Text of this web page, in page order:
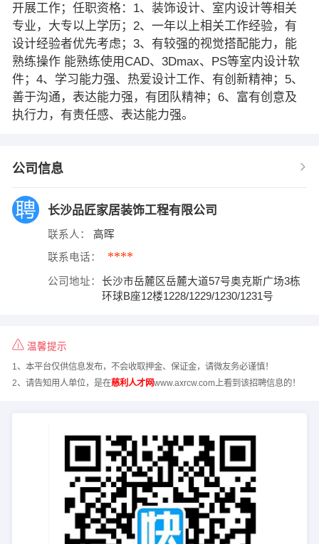
开展工作；任职资格：1、装饰设计、室内设计等相关
专业，大专以上学历；2、一年以上相关工作经验，有
设计经验者优先考虑；3、有较强的视觉搭配能力，能
熟练操作 能熟练使用CAD、3Dmax、PS等室内设计软
件；4、学习能力强、热爱设计工作、有创新精神；5、
善于沟通，表达能力强，有团队精神；6、富有创意及
执行力，有责任感、表达能力强。
公司信息
长沙品匠家居装饰工程有限公司
联系人： 高晖
联系电话： ****
公司地址：
长沙市岳麓区岳麓大道57号奥克斯广场3栋
环球B座12楼1228/1229/1230/1231号
温馨提示
1、本平台仅供信息发布，不会收取押金、保证金，请微友务必谨慎！
2、请告知用人单位，是在慈利人才网www.axrcw.com上看到该招聘信息的！